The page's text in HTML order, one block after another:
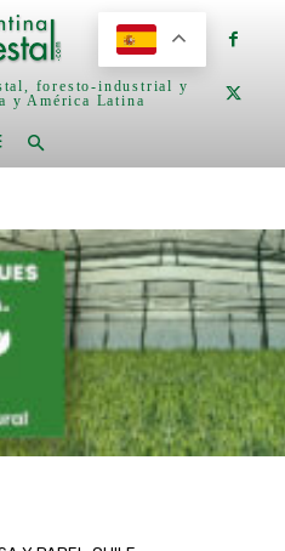
foresto-industrial y
y América Latina